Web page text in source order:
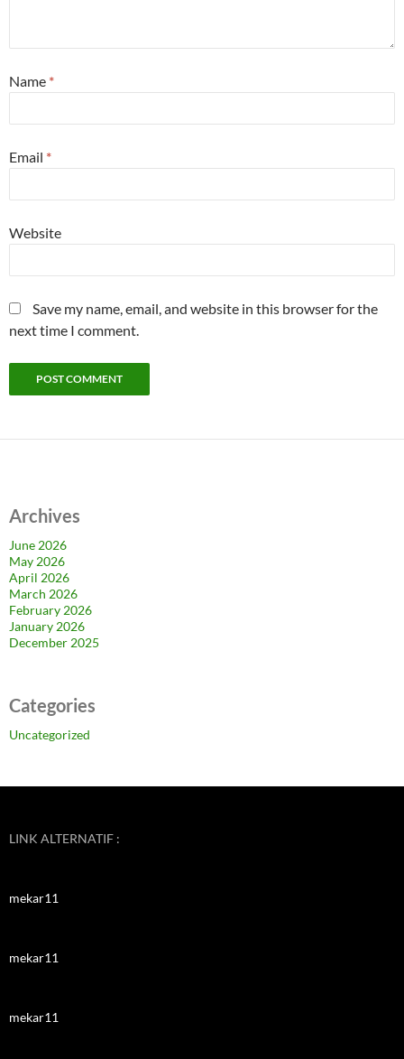
Name *
Email *
Website
Save my name, email, and website in this browser for the
next time I comment.
Archives
June 2026
May 2026
April 2026
March 2026
February 2026
January 2026
December 2025
Categories
Uncategorized
LINK ALTERNATIF :
mekar11
mekar11
mekar11